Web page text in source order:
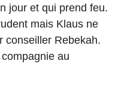
jour et qui prend feu.
mais Klaus ne
conseiller Rebekah.
au